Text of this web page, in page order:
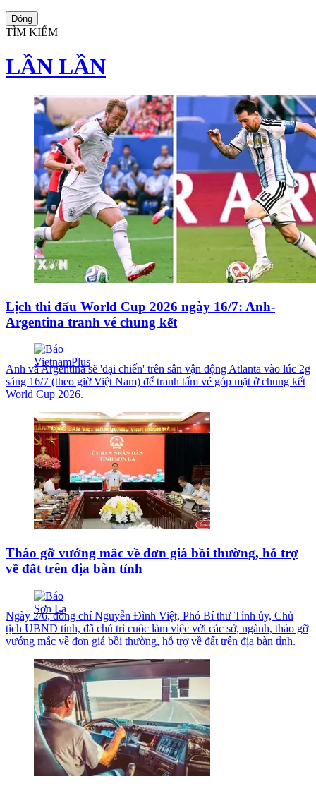
Đóng
TÌM KIẾM
LẦN LẦN
Lịch thi đấu World Cup 2026 ngày 16/7: Anh-
Argentina tranh vé chung kết
Anh và Argentina sẽ 'đại chiến' trên sân vận động Atlanta vào lúc 2g
sáng 16/7 (theo giờ Việt Nam) để tranh tấm vé góp mặt ở chung kết
World Cup 2026.
Tháo gỡ vướng mắc về đơn giá bồi thường, hỗ trợ
về đất trên địa bàn tỉnh
Ngày 2/6, đồng chí Nguyễn Đình Việt, Phó Bí thư Tỉnh ủy, Chủ
tịch UBND tỉnh, đã chủ trì cuộc làm việc với các sở, ngành, tháo gỡ
vướng mắc về đơn giá bồi thường, hỗ trợ về đất trên địa bàn tỉnh.